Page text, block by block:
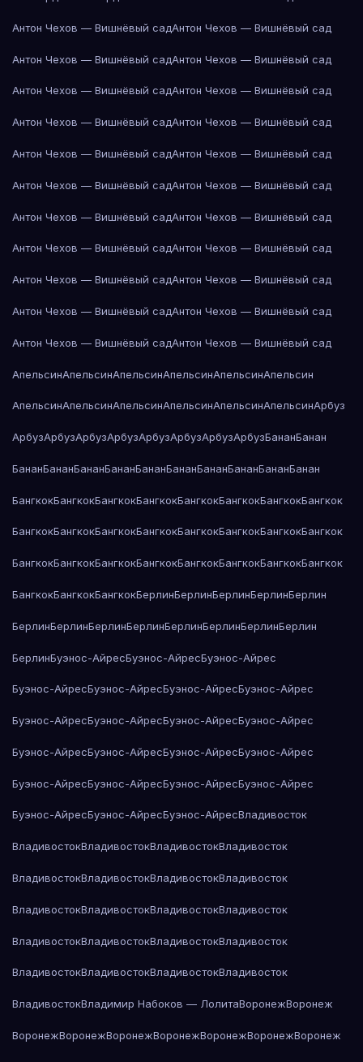
Антон Чехов — Вишнёвый садАнтон Чехов — Вишнёвый сад
Антон Чехов — Вишнёвый садАнтон Чехов — Вишнёвый сад
Антон Чехов — Вишнёвый садАнтон Чехов — Вишнёвый сад
Антон Чехов — Вишнёвый садАнтон Чехов — Вишнёвый сад
Антон Чехов — Вишнёвый садАнтон Чехов — Вишнёвый сад
Антон Чехов — Вишнёвый садАнтон Чехов — Вишнёвый сад
Антон Чехов — Вишнёвый садАнтон Чехов — Вишнёвый сад
Антон Чехов — Вишнёвый садАнтон Чехов — Вишнёвый сад
Антон Чехов — Вишнёвый садАнтон Чехов — Вишнёвый сад
Антон Чехов — Вишнёвый садАнтон Чехов — Вишнёвый сад
Антон Чехов — Вишнёвый садАнтон Чехов — Вишнёвый сад
АпельсинАпельсинАпельсинАпельсинАпельсинАпельсин
АпельсинАпельсинАпельсинАпельсинАпельсинАпельсинАрбуз
АрбузАрбузАрбузАрбузАрбузАрбузАрбузАрбузБананБанан
БананБананБананБананБананБананБананБананБананБанан
БангкокБангкокБангкокБангкокБангкокБангкокБангкокБангкок
БангкокБангкокБангкокБангкокБангкокБангкокБангкокБангкок
БангкокБангкокБангкокБангкокБангкокБангкокБангкокБангкок
БангкокБангкокБангкокБерлинБерлинБерлинБерлинБерлин
БерлинБерлинБерлинБерлинБерлинБерлинБерлинБерлин
БерлинБуэнос-АйресБуэнос-АйресБуэнос-Айрес
Буэнос-АйресБуэнос-АйресБуэнос-АйресБуэнос-Айрес
Буэнос-АйресБуэнос-АйресБуэнос-АйресБуэнос-Айрес
Буэнос-АйресБуэнос-АйресБуэнос-АйресБуэнос-Айрес
Буэнос-АйресБуэнос-АйресБуэнос-АйресБуэнос-Айрес
Буэнос-АйресБуэнос-АйресБуэнос-АйресВладивосток
ВладивостокВладивостокВладивостокВладивосток
ВладивостокВладивостокВладивостокВладивосток
ВладивостокВладивостокВладивостокВладивосток
ВладивостокВладивостокВладивостокВладивосток
ВладивостокВладивостокВладивостокВладивосток
ВладивостокВладимир Набоков — ЛолитаВоронежВоронеж
ВоронежВоронежВоронежВоронежВоронежВоронежВоронеж